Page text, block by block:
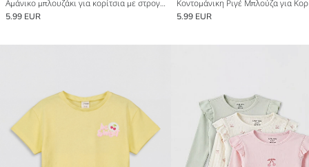
Αμάνικο μπλουζάκι για κορίτσια με στρογγυλή λαιμόκοψη και στρας
5.99 EUR
5.99 EUR